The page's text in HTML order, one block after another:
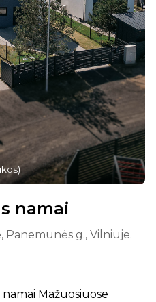
)
namai
Panemunės g., Vilniuje.
Mažuosiuose